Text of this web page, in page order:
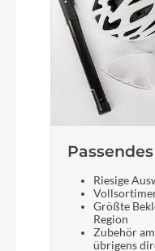
Shimano
Fuxon FS-
Riesige
Größte
Region
Zubehör
übrigens